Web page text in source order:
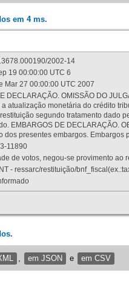
em 4 ms.
2002-14
19 00:00:00 UTC 6
Mar 27 00:00:00 UTC 2007
DECLARAÇÃO. OMISSÃO DO
atualização monetária do crédito
segundo tratamento dado
EMBARGOS DE DECLARAÇÃO.
dos presentes embargos. Embargos
11890
de votos, negou-se provimento ao
- ressarc/restituição/
em JSON e em CSV